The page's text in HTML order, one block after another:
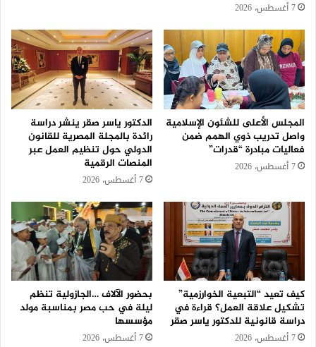
7 أغسطس، 2026
المجلس الأعلى للشئون الإسلامية
واصل تدريب ذوي الهمم ضمن
فعاليات مبادرة “قدرات”
7 أغسطس، 2026
الدكتور ياسر صقر ينشر دراسة
رائدة بالمجلة المصرية للقانون
الدولي حول تنظيم العمل عبر
المنصات الرقمية
7 أغسطس، 2026
كيف تعيد “التبعية الخوارزمية”
تشكيل علاقة العمل؟ قراءة في
دراسة قانونية للدكتور ياسر صقر
7 أغسطس، 2026
بحضور الآلاف …الجازولية تنظم
ليلة في حب مصر بمناسبة مولد
مؤسسها
7 أغسطس، 2026